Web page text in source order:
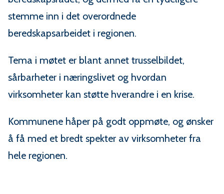
stemme inn i det overordnede
beredskapsarbeidet i regionen.
Tema i møtet er blant annet trusselbildet,
sårbarheter i næringslivet og hvordan
virksomheter kan støtte hverandre i en krise.
Kommunene håper på godt oppmøte, og ønsker
å få med et bredt spekter av virksomheter fra
hele regionen.